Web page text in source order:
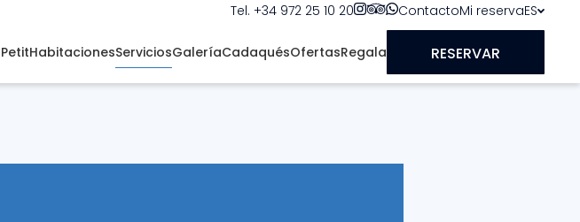
Tel. +34 972 25 10 20 ContactoMi reservaES
HabitacionesServiciosGaleríaCadaquésOfertasRegala RESERVAR